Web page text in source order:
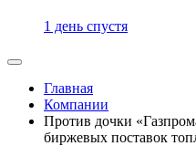
1 день спустя
Главная
Компании
Против дочки
биржевых поставок